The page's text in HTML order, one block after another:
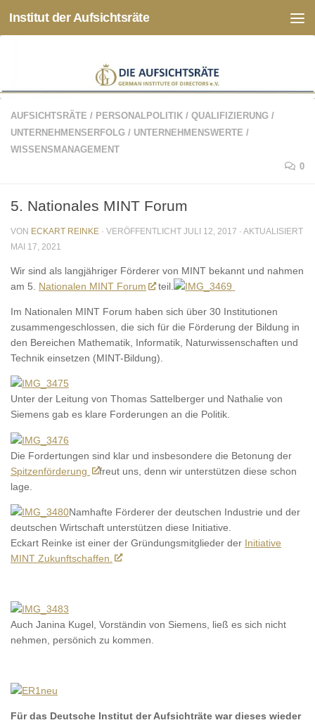
Zum Inhalt springen
Institut der Aufsichtsräte
AUFSICHTSRÄTE / PERSONALPOLITIK / QUALIFIZIERUNG /
UNTERNEHMENSERFOLG / UNTERNEHMENSWERTE /
WISSENSMANAGEMENT
0
5. Nationales MINT Forum
VON ECKART REINKE · VERÖFFENTLICHT JULI 12, 2017 · AKTUALISIERT
MAI 17, 2021
Wir sind als langjähriger Förderer von MINT bekannt und nahmen
am 5. Nationalen MINT Forum teil.
Im Nationalen MINT Forum haben sich über 30 Institutionen
zusammengeschlossen, die sich für die Förderung der Bildung in
den Bereichen Mathematik, Informatik, Naturwissenschaften und
Technik einsetzen (MINT-Bildung).
Unter der Leitung von Thomas Sattelberger und Nathalie von
Siemens gab es klare Forderungen an die Politik.
Die Fordertungen sind klar und insbesondere die Betonung der
Spitzenförderung
freut uns, denn wir unterstützen diese schon
lage.
Namhafte Förderer der deutschen Industrie und der
deutschen Wirtschaft unterstützen diese Initiative.
Eckart Reinke ist einer der Gründungsmitglieder der Initiative
MINT Zukunftschaffen.
Auch Janina Kugel, Vorständin von Siemens, ließ es sich nicht
nehmen, persönich zu kommen.
Für das Deutsche Institut der Aufsichträte war dieses wieder